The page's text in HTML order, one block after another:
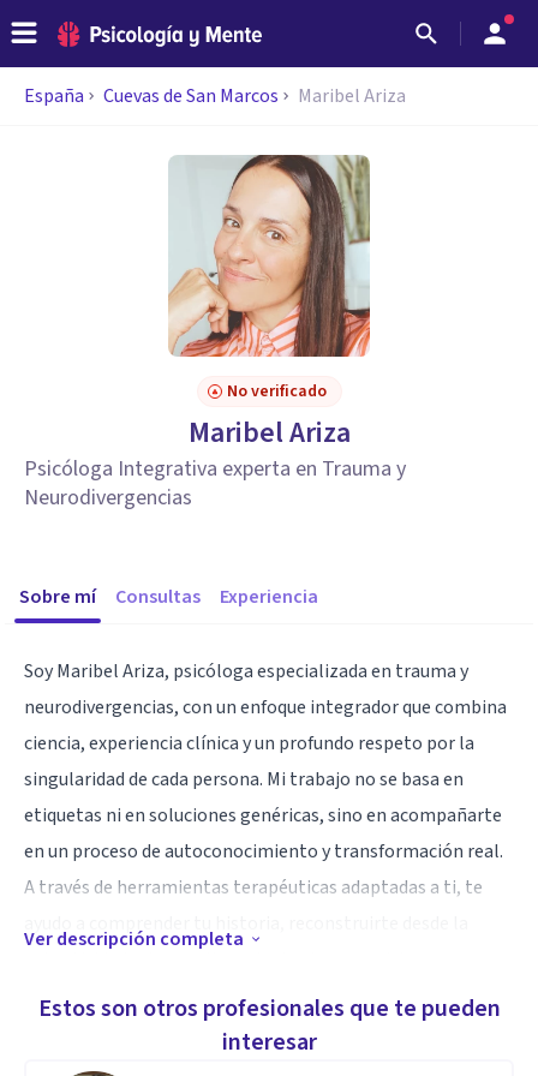
España Cuevas de San Marcos Maribel Ariza
No verificado
Maribel Ariza
Psicóloga Integrativa experta en Trauma y
Neurodivergencias
Sobre mí Consultas Experiencia
Soy Maribel Ariza, psicóloga especializada en trauma y
neurodivergencias, con un enfoque integrador que combina
ciencia, experiencia clínica y un profundo respeto por la
singularidad de cada persona. Mi trabajo no se basa en
etiquetas ni en soluciones genéricas, sino en acompañarte
en un proceso de autoconocimiento y transformación real.
A través de herramientas terapéuticas adaptadas a ti, te
equilibrio y coherencia contigo mismo.
Ver descripción completa
Estos son otros profesionales que te pueden
interesar